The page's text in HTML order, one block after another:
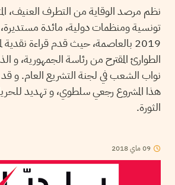
نظم مرصد الوقاية من التطرف العنيف،
2019 بالعاصمة، حيث قدم قراءة
الطوارئ المقترح من رئاسة الجمهورية،
نواب الشعب في لجنة التشريع العام. و قد
هذا المشروع رجعي سلطوي، و تهديد
الثورة.
09ماي2018